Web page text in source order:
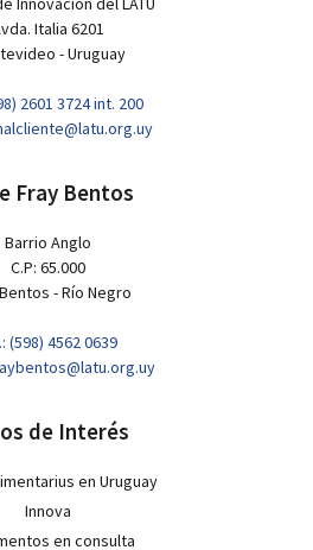
Italia 6201
- Uruguay
2601 3724 int. 200
Fray Bentos
Barrio Anglo
C.P: 65.000
- Río Negro
(598) 4562 0639
de Interés
en Uruguay
Innova
en consulta